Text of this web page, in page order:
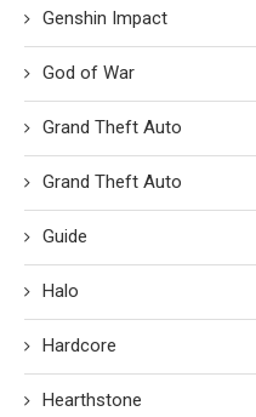
Genshin Impact
God of War
Grand Theft Auto
Grand Theft Auto
Guide
Halo
Hardcore
Hearthstone